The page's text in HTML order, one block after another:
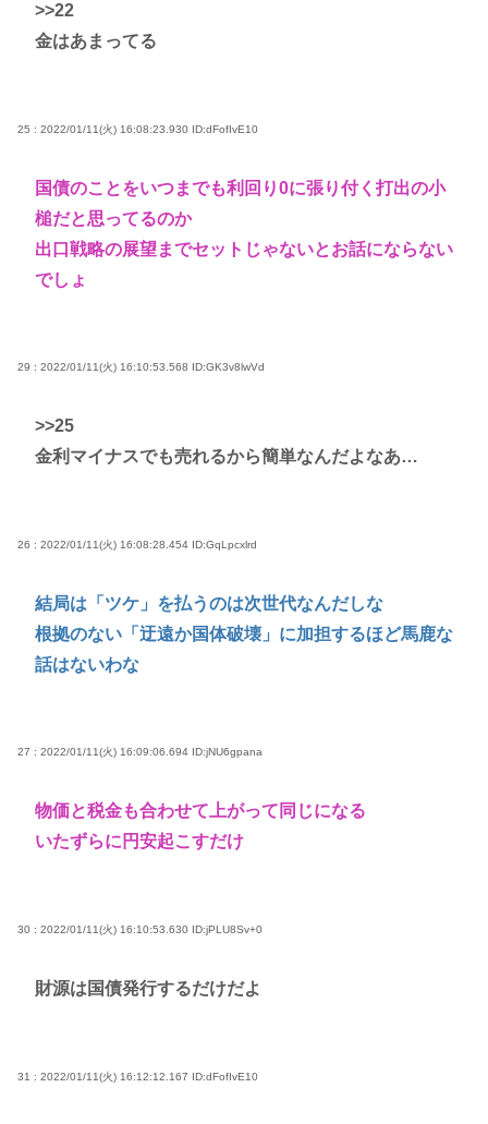
>>22
金はあまってる
25 : 2022/01/11(火) 16:08:23.930 ID:dFofIvE10
国債のことをいつまでも利回り0に張り付く打出の小
槌だと思ってるのか
出口戦略の展望までセットじゃないとお話にならない
でしょ
29 : 2022/01/11(火) 16:10:53.568 ID:GK3v8lwVd
>>25
金利マイナスでも売れるから簡単なんだよなあ…
26 : 2022/01/11(火) 16:08:28.454 ID:GqLpcxlrd
結局は「ツケ」を払うのは次世代なんだしな
根拠のない「迂遠か国体破壊」に加担するほど馬鹿な
話はないわな
27 : 2022/01/11(火) 16:09:06.694 ID:jNU6gpana
物価と税金も合わせて上がって同じになる
いたずらに円安起こすだけ
30 : 2022/01/11(火) 16:10:53.630 ID:jPLU8Sv+0
財源は国債発行するだけだよ
31 : 2022/01/11(火) 16:12:12.167 ID:dFofIvE10